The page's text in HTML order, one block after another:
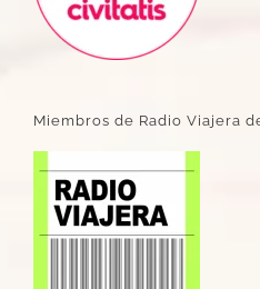
Miembros de Radio Viajera